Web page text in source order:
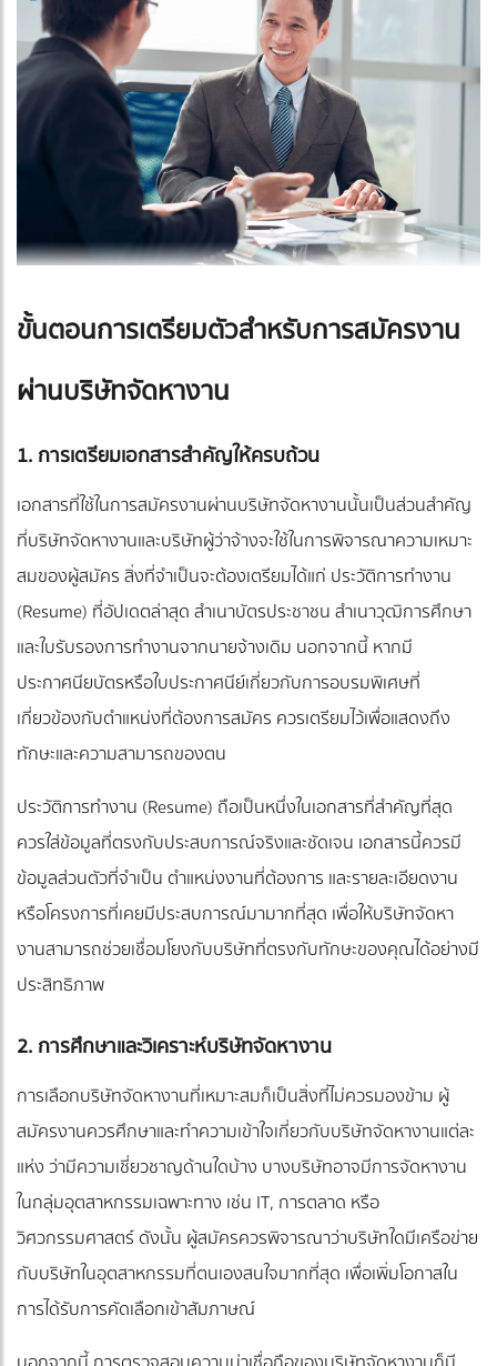
ขั้นตอนการเตรียมตัวสำหรับการสมัครงาน
ผ่านบริษัทจัดหางาน
1. การเตรียมเอกสารสำคัญให้ครบถ้วน
เอกสารที่ใช้ในการสมัครงานผ่านบริษัทจัดหางานนั้นเป็นส่วนสำคัญ
ที่บริษัทจัดหางานและบริษัทผู้ว่าจ้างจะใช้ในการพิจารณาความเหมาะ
สมของผู้สมัคร สิ่งที่จำเป็นจะต้องเตรียมได้แก่ ประวัติการทำงาน
(Resume) ที่อัปเดตล่าสุด สำเนาบัตรประชาชน สำเนาวุฒิการศึกษา
และใบรับรองการทำงานจากนายจ้างเดิม นอกจากนี้ หากมี
ประกาศนียบัตรหรือใบประกาศนีย์เกี่ยวกับการอบรมพิเศษที่
เกี่ยวข้องกับตำแหน่งที่ต้องการสมัคร ควรเตรียมไว้เพื่อแสดงถึง
ทักษะและความสามารถของตน
ประวัติการทำงาน (Resume) ถือเป็นหนึ่งในเอกสารที่สำคัญที่สุด
ควรใส่ข้อมูลที่ตรงกับประสบการณ์จริงและชัดเจน เอกสารนี้ควรมี
ข้อมูลส่วนตัวที่จำเป็น ตำแหน่งงานที่ต้องการ และรายละเอียดงาน
หรือโครงการที่เคยมีประสบการณ์มามากที่สุด เพื่อให้บริษัทจัดหา
งานสามารถช่วยเชื่อมโยงกับบริษัทที่ตรงกับทักษะของคุณได้อย่างมี
ประสิทธิภาพ
2. การศึกษาและวิเคราะห์บริษัทจัดหางาน
การเลือกบริษัทจัดหางานที่เหมาะสมก็เป็นสิ่งที่ไม่ควรมองข้าม ผู้
สมัครงานควรศึกษาและทำความเข้าใจเกี่ยวกับบริษัทจัดหางานแต่ละ
แห่ง ว่ามีความเชี่ยวชาญด้านใดบ้าง บางบริษัทอาจมีการจัดหางาน
ในกลุ่มอุตสาหกรรมเฉพาะทาง เช่น IT, การตลาด หรือ
วิศวกรรมศาสตร์ ดังนั้น ผู้สมัครควรพิจารณาว่าบริษัทใดมีเครือข่าย
กับบริษัทในอุตสาหกรรมที่ตนเองสนใจมากที่สุด เพื่อเพิ่มโอกาสใน
การได้รับการคัดเลือกเข้าสัมภาษณ์